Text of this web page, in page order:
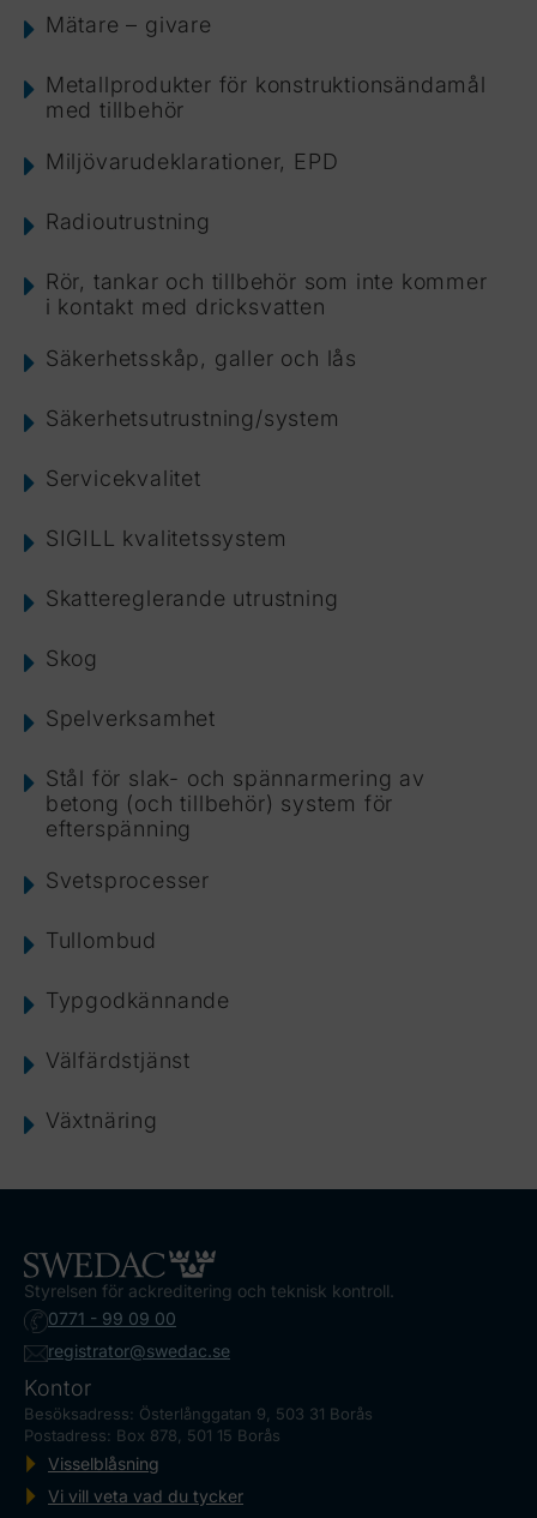
Mätare – givare
Metallprodukter för konstruktionsändamål
med tillbehör
Miljövarudeklarationer, EPD
Radioutrustning
Rör, tankar och tillbehör som inte kommer
i kontakt med dricksvatten
Säkerhetsskåp, galler och lås
Säkerhetsutrustning/system
Servicekvalitet
SIGILL kvalitetssystem
Skattereglerande utrustning
Skog
Spelverksamhet
Stål för slak- och spännarmering av
betong (och tillbehör) system för
efterspänning
Svetsprocesser
Tullombud
Typgodkännande
Välfärdstjänst
Växtnäring
Styrelsen för ackreditering och teknisk kontroll.
0771 - 99 09 00
registrator@swedac.se
Kontor
Besöksadress: Österlånggatan 9, 503 31 Borås
Postadress: Box 878, 501 15 Borås
Visselblåsning
Vi vill veta vad du tycker